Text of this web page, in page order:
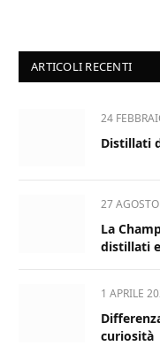
ARTICOLI RECENTI
24
Distillati
27
La
distillati
1 APRILE
curiosità